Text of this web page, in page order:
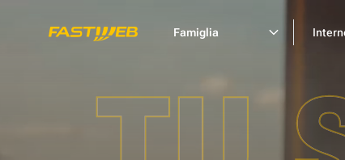
Famiglia